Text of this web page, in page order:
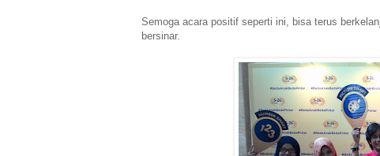
Semoga acara positif seperti ini, bisa terus
bersinar.